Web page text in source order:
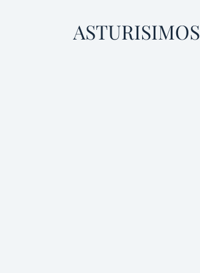
ASTURISIMOS